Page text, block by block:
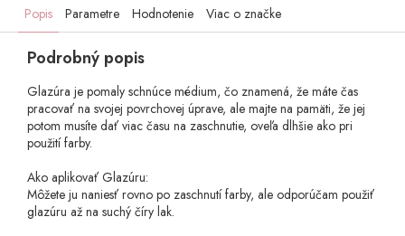
Popis Parametre Hodnotenie Viac o značke
Podrobný popis
Glazúra je pomaly schnúce médium, čo znamená, že máte čas
pracovať na svojej povrchovej úprave, ale majte na pamäti, že jej
potom musíte dať viac času na zaschnutie, oveľa dlhšie ako pri
použití farby.
Ako aplikovať Glazúru:
Môžete ju naniesť rovno po zaschnutí farby, ale odporúčam použiť
glazúru až na suchý číry lak.